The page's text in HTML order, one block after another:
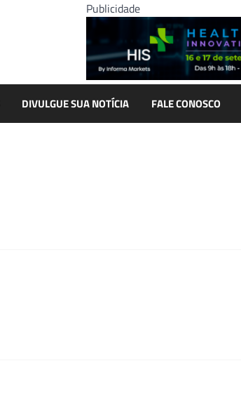
Publicidade
DIVULGUE SUA NOTÍCIA FALE CONOSCO